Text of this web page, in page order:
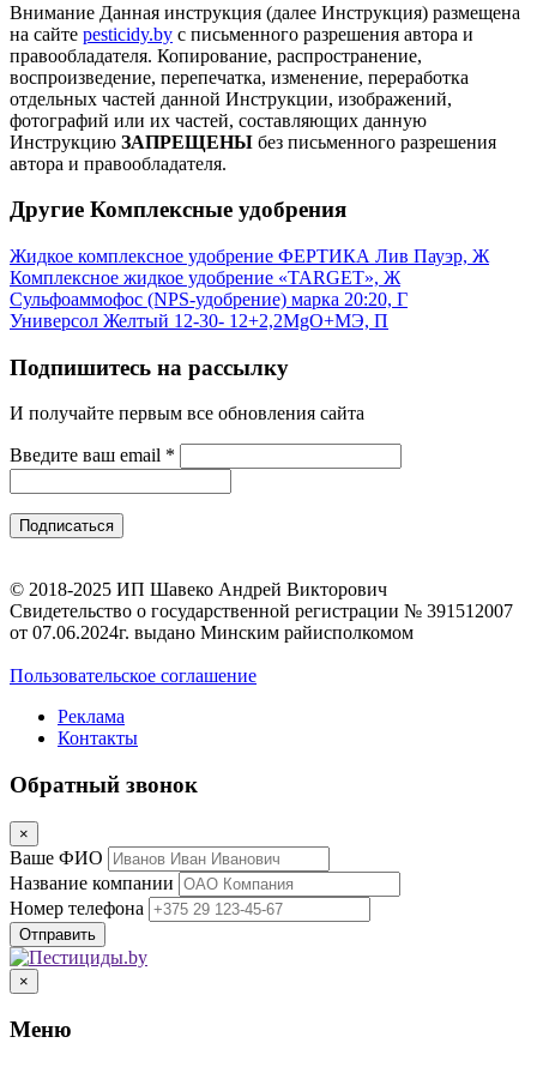
Внимание Данная инструкция (далее Инструкция) размещена
на сайте pesticidy.by с письменного разрешения автора и
правообладателя. Копирование, распространение,
воспроизведение, перепечатка, изменение, переработка
отдельных частей данной Инструкции, изображений,
фотографий или их частей, составляющих данную
Инструкцию ЗАПРЕЩЕНЫ без письменного разрешения
автора и правообладателя.
Другие Комплексные удобрения
Жидкое комплексное удобрение ФЕРТИКА Лив Пауэр, Ж
Комплексное жидкое удобрение «TARGET», Ж
Сульфоаммофос (NPS-удобрение) марка 20:20, Г
Универсол Желтый 12-30- 12+2,2MgO+МЭ, П
Подпишитесь на рассылку
И получайте первым все обновления сайта
Введите ваш email *
© 2018-2025 ИП Шавеко Андрей Викторович
Свидетельство о государственной регистрации № 391512007
от 07.06.2024г. выдано Минским райисполкомом
Пользовательское соглашение
Реклама
Контакты
Обратный звонок
×
Ваше ФИО
Название компании
Номер телефона
×
Меню